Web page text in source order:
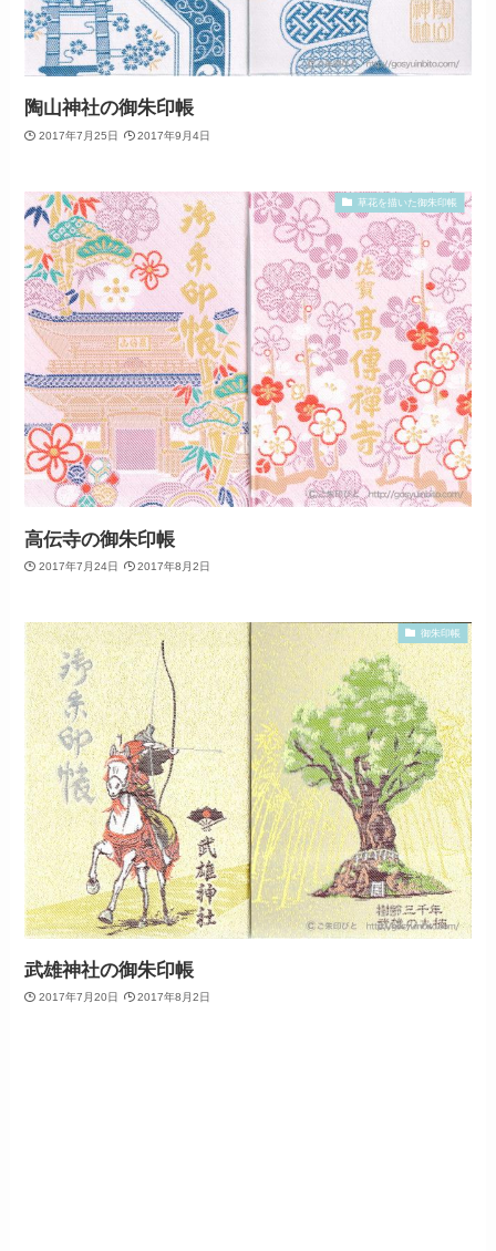
陶山神社の御朱印帳
2017年7月25日 2017年9月4日
草花を描いた御朱印帳
高伝寺の御朱印帳
2017年7月24日 2017年8月2日
御朱印帳
武雄神社の御朱印帳
2017年7月20日 2017年8月2日